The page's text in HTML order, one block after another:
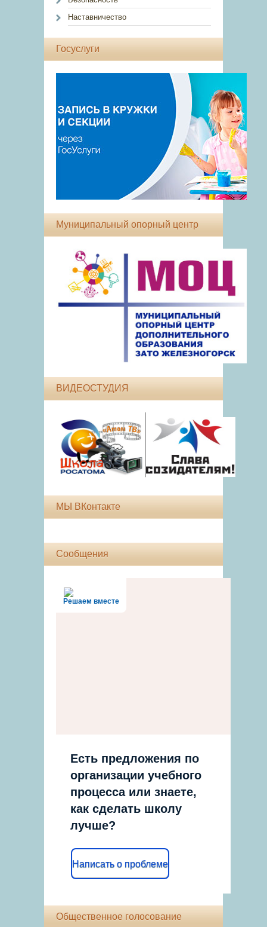
Наставничество
Госуслуги
Муниципальный опорный центр
ВИДЕОСТУДИЯ
МЫ ВКонтакте
Сообщения
Решаем вместе
Есть предложения по
организации учебного
процесса или знаете,
как сделать школу
лучше?
Написать о проблеме
Общественное голосование